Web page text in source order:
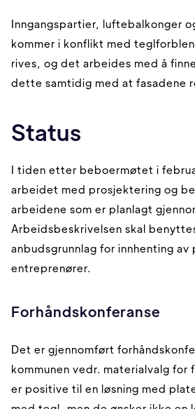
Inngangspartier, luftebalkonger
kommer i konflikt med
rives, og det arbeides med å
dette samtidig med at fasadene
Status
I tiden etter beboermøtet i
arbeidet med prosjektering og
arbeidene som er planlagt
Arbeidsbeskrivelsen skal
anbudsgrunnlag for innhenting av
entreprenører.
Forhåndskonferanse
Det er gjennomført
kommunen vedr. materialvalg for
er positive til en løsning med